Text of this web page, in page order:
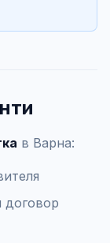
в Варна:
договор